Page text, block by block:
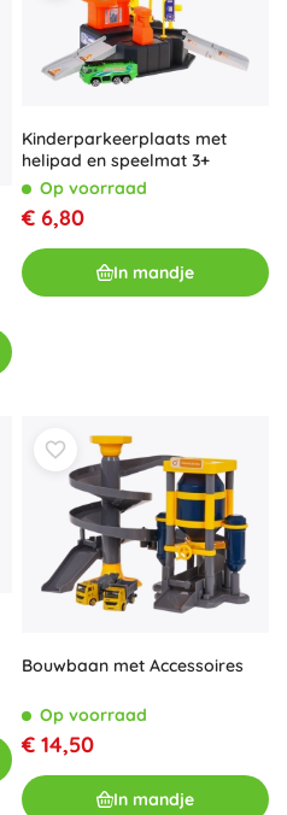
Kinderparkeerplaats met
helipad en speelmat 3+
Op voorraad
€ 6,80
In mandje
Bouwbaan met Accessoires
Op voorraad
€ 14,50
In mandje